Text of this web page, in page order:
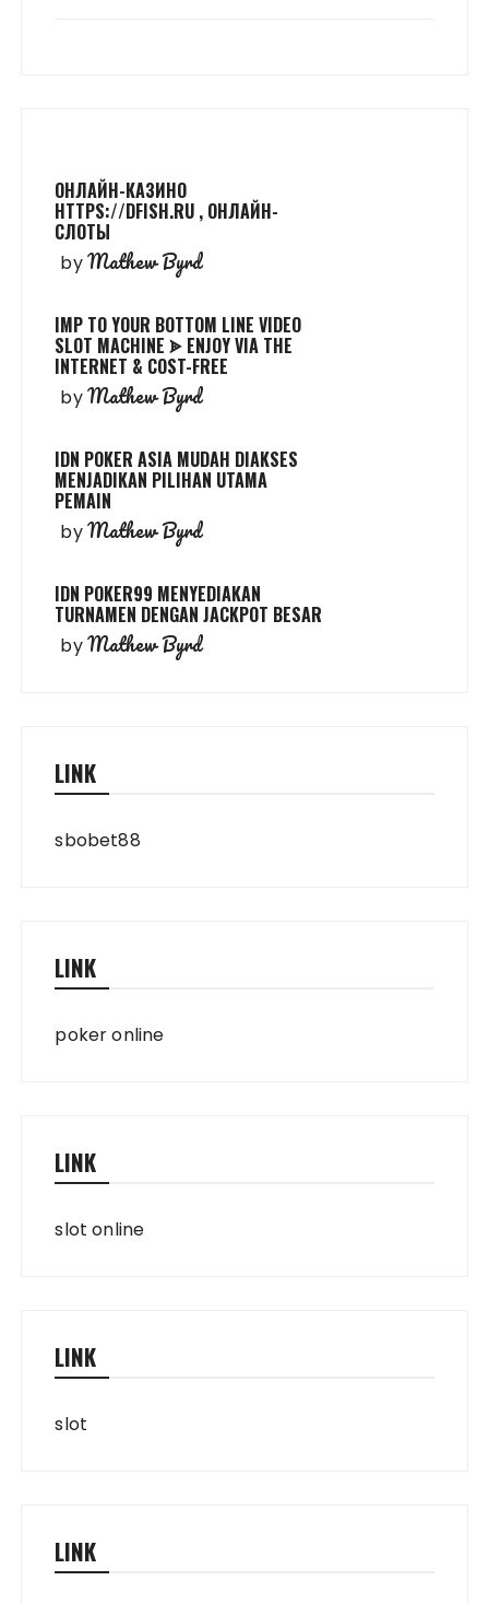
ОНЛАЙН-КАЗИНО
HTTPS://DFISH.RU , ОНЛАЙН-
СЛОТЫ
byMathew Byrd
IMP TO YOUR BOTTOM LINE VIDEO
SLOT MACHINE ᗎ ENJOY VIA THE
INTERNET & COST-FREE
byMathew Byrd
IDN POKER ASIA MUDAH DIAKSES
MENJADIKAN PILIHAN UTAMA
PEMAIN
byMathew Byrd
IDN POKER99 MENYEDIAKAN
TURNAMEN DENGAN JACKPOT BESAR
byMathew Byrd
LINK
sbobet88
LINK
poker online
LINK
slot online
LINK
slot
LINK